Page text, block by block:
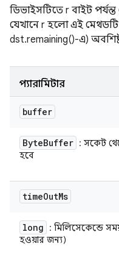
ডিভাইসটিতে r বাইট
যেখানে r হলো এই
dst.remaining()-এ)
প্যারামিটার
buffer
ByteBuffer : সকেট
হবে
timeOutMs
long
: মিলিসেকেন্ডে
হওয়ার জন্য)